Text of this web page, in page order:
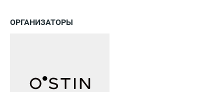
ОРГАНИЗАТОРЫ